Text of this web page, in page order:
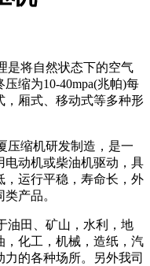
是将自然状态下的空气
缩为10-40mpa(兆帕)每
，厢式、移动式等多种形
压缩机研发制造，是一
电动机或柴油机驱动，具
，运行平稳，寿命长，外
产品。
油田、矿山，水利，地
，化工，机械，造纸，汽
的各种场所。另外我司